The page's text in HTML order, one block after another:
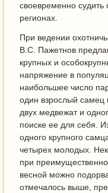
своевременно судить
регионах.
При ведении
В.С. Пажетнов
крупных и
напряжение в
наибольшее число
один взрослый самец
двух медвежат и
поиске ее для себя.
одного крупного
четырех молодых.
при
весной можно
отмечалось выше,